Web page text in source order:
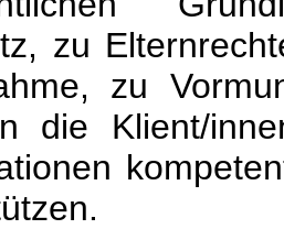
zu
zu
die Klient/